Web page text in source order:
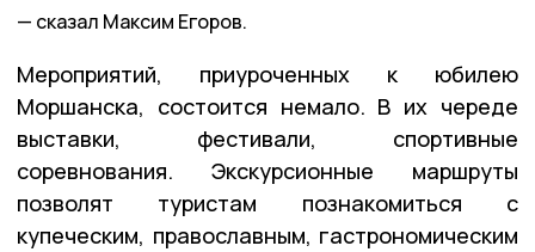
сказал Максим Егоров.
Мероприятий, приуроченных к юбилею
Моршанска, состоится немало. В их череде
выставки, фестивали, спортивные
соревнования. Экскурсионные маршруты
позволят туристам познакомиться с
купеческим, православным, гастрономическим